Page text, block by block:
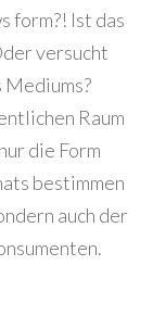
form?! Ist das
versucht
Mediums?
Raum
die Form
bestimmen
auch der